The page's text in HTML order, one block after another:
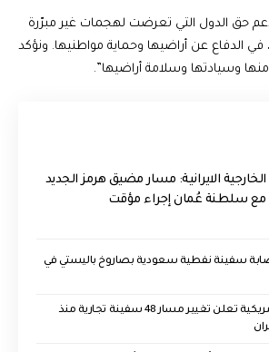
حق الدول التي تعرضت لهجمات غير مبرّرة
في الدفاع عن أراضيها وحماية مواطنيها. ونؤكد
وسيادتها وسلامة أراضيها”.
الخارجية الايرانية: مسار مضيق هرمز الجديد
مع سلطنة عُمان إجراء مؤقت
سفينة نفطية سعودية بصاروخ باليستي في
القيادة المركزية الامريكية تعلن تغيير مسار 48 سفينة تجارية منذ